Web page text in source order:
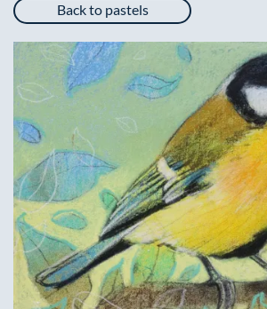
Back to pastels